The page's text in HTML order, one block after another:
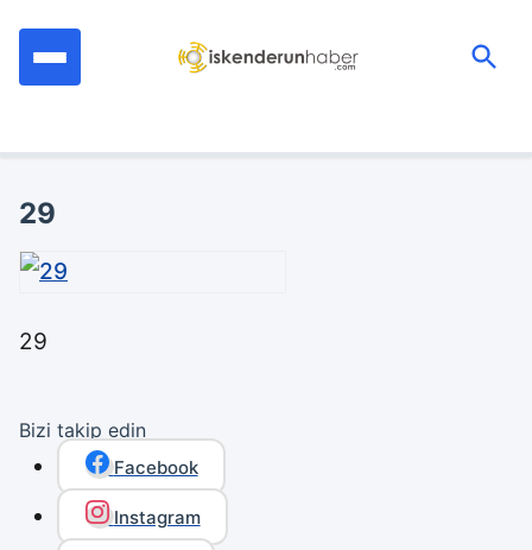
29
29
Bizi takip edin
Facebook
Instagram